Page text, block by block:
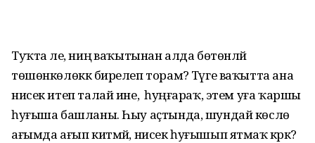
Туҡта әле, ниңә ваҡытынан алда бөтөнләй
төшөнкөлөккә бирелеп торам? Тәүге ваҡытта ана
нисек итеп талай ине, ә һуңғараҡ, этем уға ҡаршы
һуғыша башланы. Һыу аҫтында, шундай көслө
ағымда ағып китмәй, нисек һуғышып ятмаҡ кәрәк?